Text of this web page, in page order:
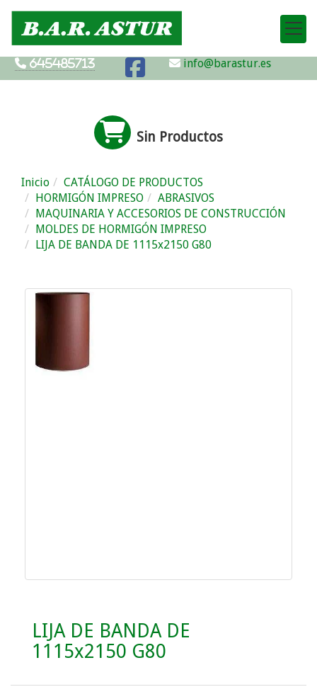
645485713 info@barastur.es
Sin Productos
Inicio
CATÁLOGO DE PRODUCTOS
HORMIGÓN IMPRESO
ABRASIVOS
MAQUINARIA Y ACCESORIOS DE CONSTRUCCIÓN
MOLDES DE HORMIGÓN IMPRESO
LIJA DE BANDA DE 1115x2150 G80
LIJA DE BANDA DE
1115x2150 G80